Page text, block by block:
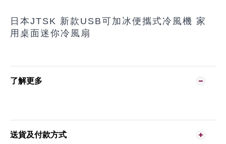
日本JTSK 新款USB可加冰便攜式冷風機 家
用桌面迷你冷風扇
了解更多
送貨及付款方式